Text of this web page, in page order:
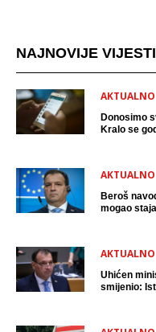
NAJNOVIJE VIJESTI
AKTUALNO
Donosimo
Kralo se
AKTUALNO
Beroš
mogao
AKTUALNO
Uhićen
smijenio: